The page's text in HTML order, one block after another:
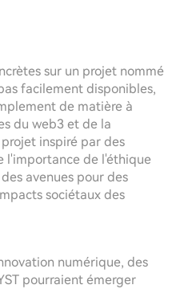
sur un projet nommé
facilement disponibles,
de matière à
du web3 et de la
inspiré par des
l'importance de l'éthique
avenues pour des
sociétaux des
numérique, des
pourraient émerger